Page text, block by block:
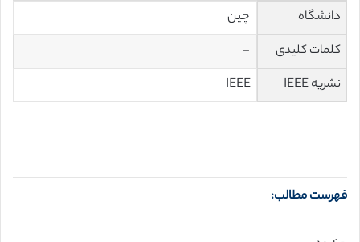
دانشگاه
چین
کلمات کلیدی
–
نشریه IEEE
IEEE
فهرست مطالب: